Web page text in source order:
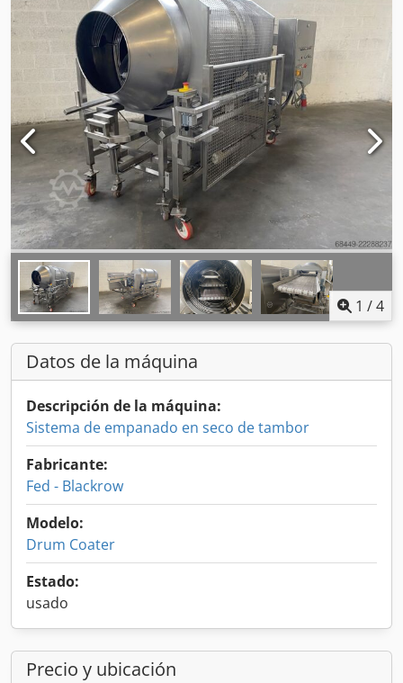
1 /4
Datos de la máquina
Descripción de la máquina:
Sistema de empanado en seco de tambor
Fabricante:
Fed - Blackrow
Modelo:
Drum Coater
Estado:
usado
Precio y ubicación